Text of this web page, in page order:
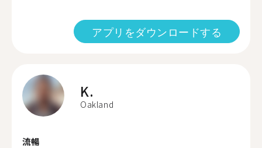
アプリをダウンロードする
K.
Oakland
流暢